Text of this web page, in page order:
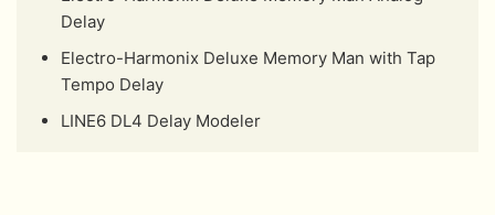
Delay
Electro-Harmonix Deluxe Memory Man with Tap
Tempo Delay
LINE6 DL4 Delay Modeler